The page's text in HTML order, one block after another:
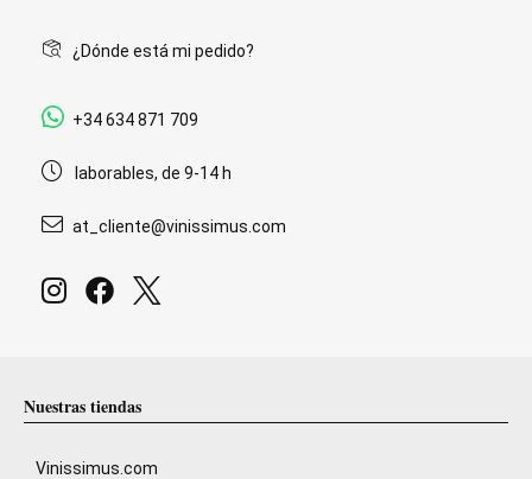
¿Dónde está mi pedido?
+34 634 871 709
laborables, de 9-14 h
at_cliente@vinissimus.com
Nuestras tiendas
Vinissimus.com